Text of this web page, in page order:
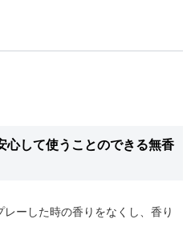
して使うことのできる無香
ーした時の香りをなくし、香り